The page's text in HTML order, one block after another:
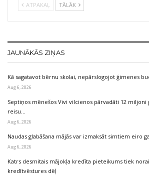
ATPAKAĻ TĀLĀK
JAUNĀKĀS ZIŅAS
Kā sagatavot bērnu skolai, nepārslogojot ģimenes
Aug 6, 2026
Septiņos mēnešos Vivi vilcienos pārvadāti 12 miljoni
reisu…
Aug 6, 2026
Naudas glabāšana mājās var izmaksāt simtiem eiro
Aug 6, 2026
Katrs desmitais mājokļa kredīta pieteikums tiek
kredītvēstures dēļ